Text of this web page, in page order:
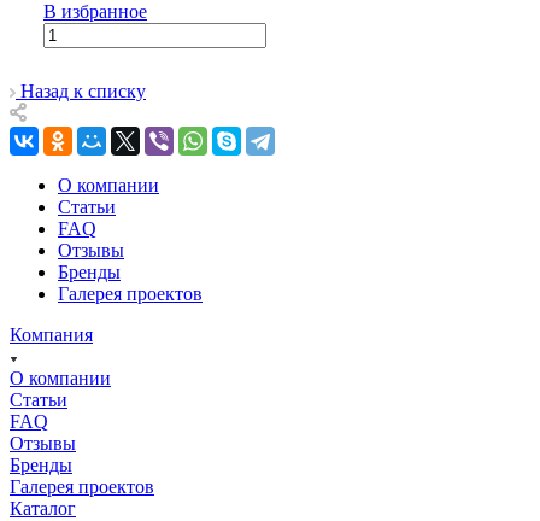
В избранное
Назад к списку
О компании
Статьи
FAQ
Отзывы
Бренды
Галерея проектов
Компания
О компании
Статьи
FAQ
Отзывы
Бренды
Галерея проектов
Каталог